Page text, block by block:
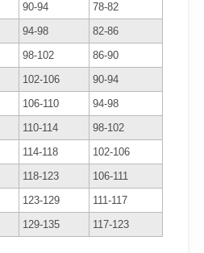
90-94
78-82
94-98 82-86
98-102
86-90
102-106 90-94
106-110
94-98
110-114 98-102
114-118
102-106
118-123 106-111
123-129
111-117
129-135 117-123